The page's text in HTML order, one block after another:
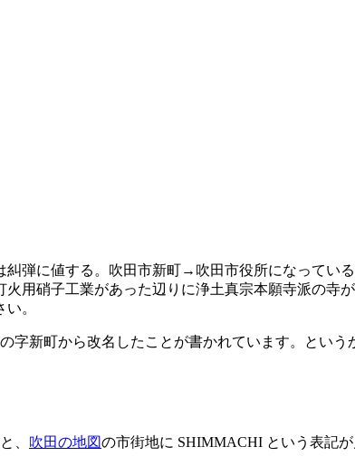
弾に値する。吹田市新町→吹田市役所になってい
用硝子工業があった辺りに浄土真宗本願寺派の寺
。
新町から改名したことが書かれています。という
、 吹田の地図の市街地に SHIMMACHI という表記が